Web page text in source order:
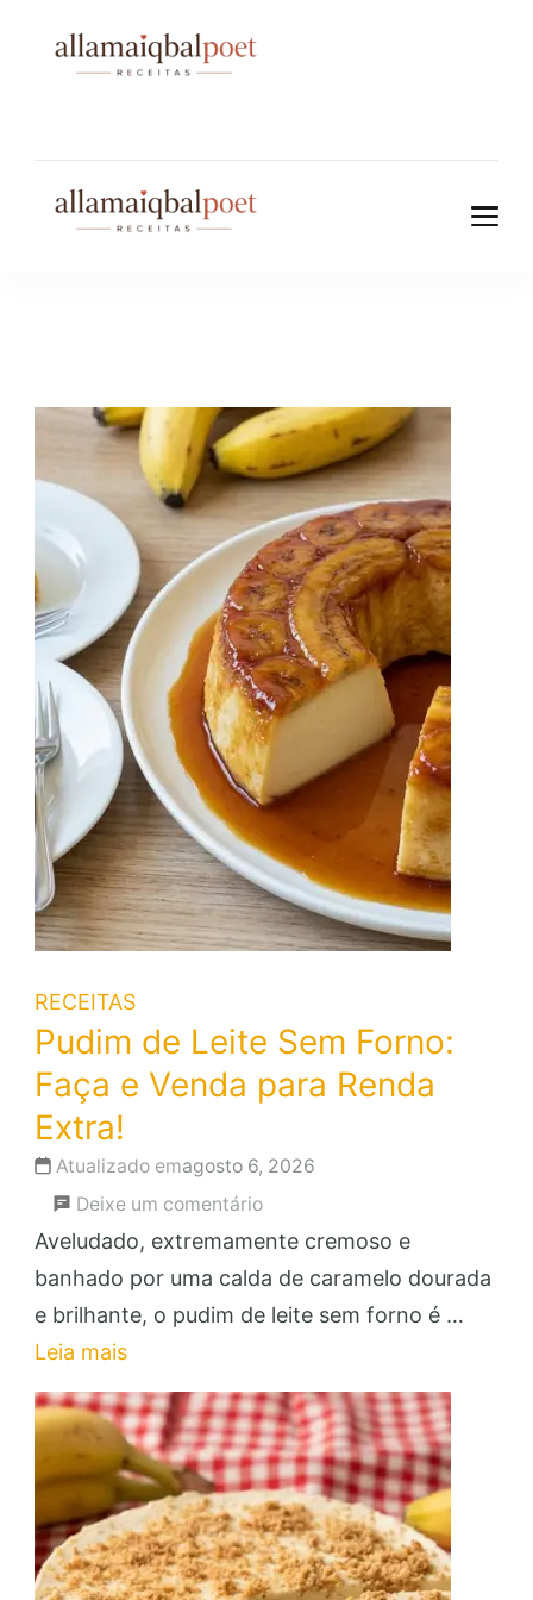
allamaiqbalpo
RECEITAS
Pudim de Leite Sem Forno:
Faça e Venda para Renda
Extra!
Atualizado emagosto 6, 2026
Deixe um comentárioem
Pudim
de
Leite
Forno:
Faça
e
Venda
para
Renda
Aveludado, extremamente cremoso e
banhado por uma calda de caramelo dourada
e brilhante, o pudim de leite sem forno é …
Leia mais